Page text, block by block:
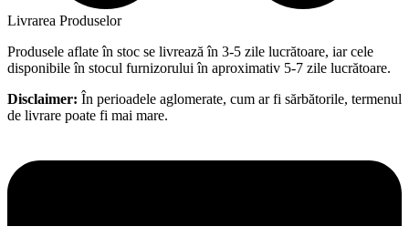
Livrarea Produselor
Produsele aflate în stoc se livrează în 3-5 zile lucrătoare, iar cele
disponibile în stocul furnizorului în aproximativ 5-7 zile lucrătoare.
Disclaimer: În perioadele aglomerate, cum ar fi sărbătorile, termenul
de livrare poate fi mai mare.